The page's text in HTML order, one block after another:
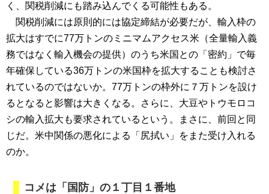
く、関税削減にも踏み込んでくる可能性もある。
関税削減には原則的には協定締結が必要だが、輸入枠の
拡大はすでに77万トンのミニマムアクセス米（全量輸入義
務ではなく輸入機会の提供）のうち米国との「密約」で毎
年確保している36万トンの米国枠を拡大することも検討さ
れているのではないか。77万トンの枠外に７万トンを設け
るとなると影響は大きくなる。さらに、大豆やトウモロコ
シの輸入拡大も要求されているという。まさに、前回と同
じだ。米中関係の悪化による「尻拭い」をまた受け入れる
のか。
コメは「国防」の１丁目１番地